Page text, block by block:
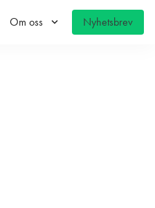
Om oss keyboard_arrow_down Nyhetsbrev